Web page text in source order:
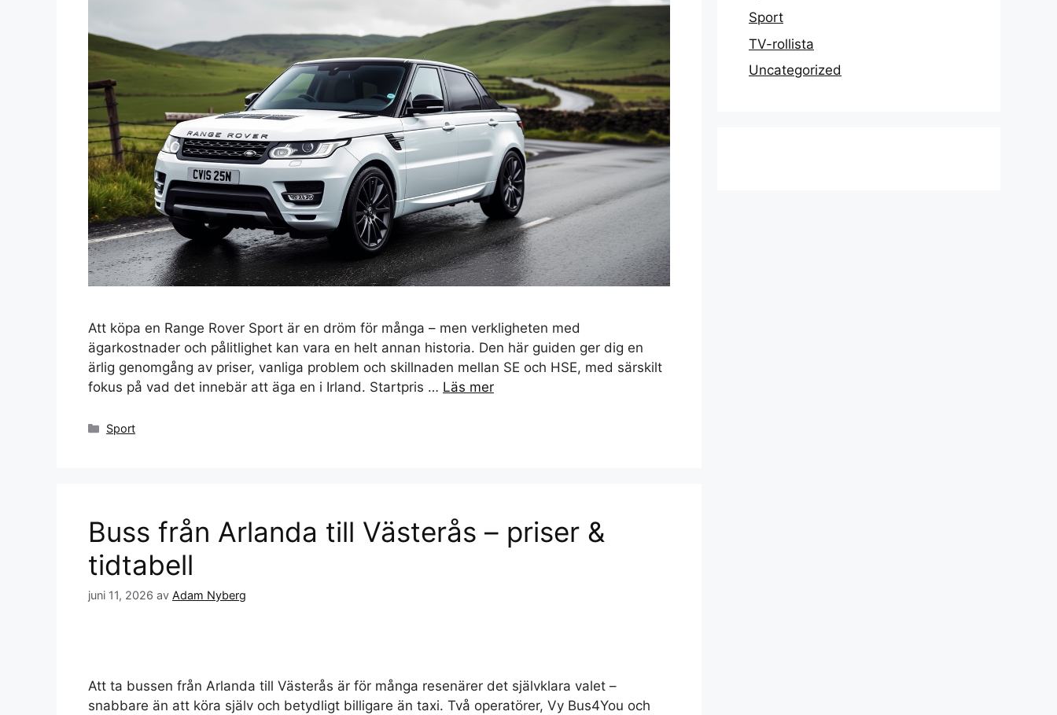
Att köpa en Range Rover Sport är en dröm för många – men verkligheten med
ägarkostnader och pålitlighet kan vara en helt annan historia. Den här guiden ger dig en
ärlig genomgång av priser, vanliga problem och skillnaden mellan SE och HSE, med särskilt
fokus på vad det innebär att äga en i Irland. Startpris … Läs mer
Kategorier
Sport
Buss från Arlanda till Västerås – priser &
tidtabell
juni 11, 2026 av Adam Nyberg
Att ta bussen från Arlanda till Västerås är för många resenärer det självklara valet –
snabbare än att köra själv och betydligt billigare än taxi. Två operatörer, Vy Bus4You och
Sport
TV-rollista
Uncategorized